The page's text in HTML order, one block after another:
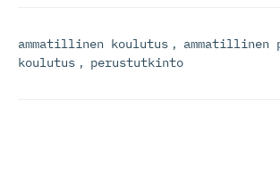
ammatillinen koulutus , ammatillinen
koulutus , perustutkinto